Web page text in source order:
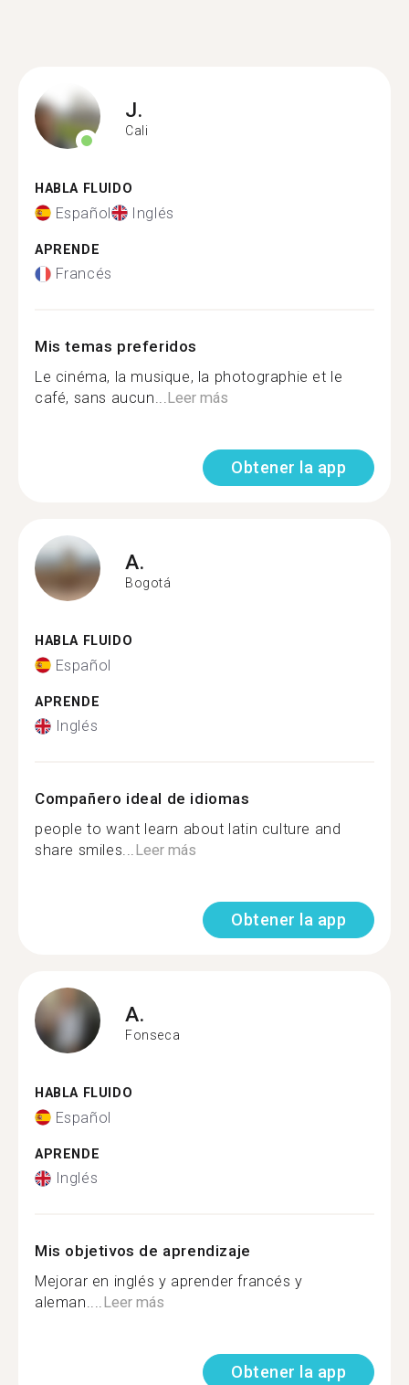
J.
Cali
HABLA FLUIDO
Español Inglés
APRENDE
Francés
Mis temas preferidos
Le cinéma, la musique, la photographie et le
café, sans aucun...Leer más
Obtener la app
A.
Bogotá
HABLA FLUIDO
Español
APRENDE
Inglés
Compañero ideal de idiomas
people to want learn about latin culture and
share smiles...Leer más
Obtener la app
A.
Fonseca
HABLA FLUIDO
Español
APRENDE
Inglés
Mis objetivos de aprendizaje
Mejorar en inglés y aprender francés y
aleman....Leer más
Obtener la app